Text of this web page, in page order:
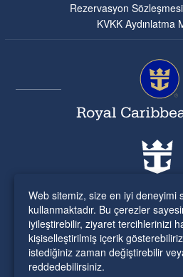
Rezervasyon Sözleşmesi
KVKK Aydınlatma
Web sitemiz, size en iyi deneyimi
kullanmaktadır. Bu çerezler
iyileştirebilir, ziyaret tercihlerinizi
kişiselleştirilmiş içerik
istediğiniz zaman değiştirebilir
reddedebilirsiniz.